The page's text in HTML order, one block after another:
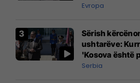
Evropa
Sërish
ushtarëve:
'Kosova është
Serbia